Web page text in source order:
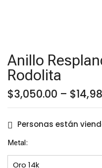
Anillo
Rodolita
$3,050.00 – $
Personas están
Metal